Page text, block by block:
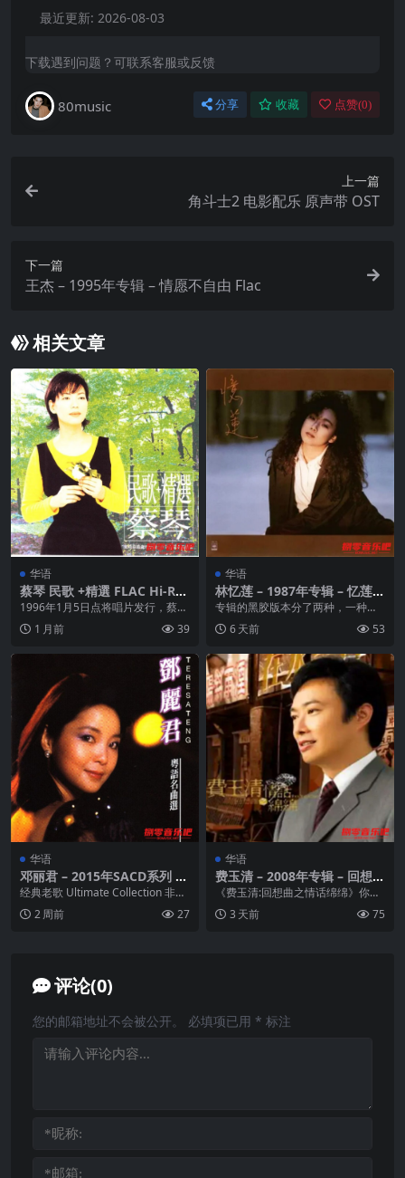
最近更新: 2026-08-03
下载遇到问题？可联系客服或反馈
80music 分享 收藏 点赞(0)
上一篇
角斗士2 电影配乐 原声带 OST
下一篇
王杰 – 1995年专辑 – 情愿不自由 Flac
相关文章
华语
蔡琴 民歌 +精選 FLAC Hi-Res
24bit 88kHz
1996年1月5日点将唱片发行，蔡琴
自我翻唱+精选的发烧级民歌专辑，
收录12首重...
1 月前 39
华语
林忆莲 – 1987年专辑 – 忆莲
wav
专辑的黑胶版本分了两种，一种是
黑色的大牒，一种是透明紫色大
牒。收录了“爱的废墟”...
6 天前 53
华语
邓丽君 – 2015年SACD系列 –
粤语名曲选 Dsf
经典老歌 Ultimate Collection 非常
棒的一张掌声响起专辑！限量...
2 周前 27
华语
费玉清 – 2008年专辑 – 回想曲
之情话绵绵 Flac
《费玉清:回想曲之情话绵绵》你看
过真正的熠熠红星，万人空巷的盛
况？你唱过为赋新词...
3 天前 75
评论(0)
您的邮箱地址不会被公开。 必填项已用 * 标注